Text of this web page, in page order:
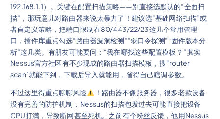
192.168.1.1）。关键在配置扫描策略——别直接选默认的“全面扫
描”，那玩意儿对路由器来说太暴力了！建议选“基础网络扫描”或
者自定义策略，把端口限制在80/443/22/23这几个常用管理
口，插件库重点勾选“路由器漏洞检测”“弱口令探测”“固件版本分
析”这几类。有朋友可能要问：“我在哪找这些配置模板？” 其实
Nessus官方社区有不少现成的路由器扫描模板，搜“router
scan”就能下到，下载后导入就能用，省得自己瞎调参数。
不过这里得重点聊聊风险
！路由器不像服务器，很多老款设备
没有完善的防护机制，Nessus的扫描包发过去可能直接把设备
CPU打满，导致断网甚至死机。之前有个粉丝反馈，他用Nessus